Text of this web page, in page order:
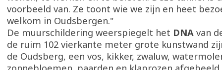
voorbeeld van. Ze toont wie we zijn en heet
welkom in Oudsbergen."
De muurschildering weerspiegelt het DNA van
de ruim 102 vierkante meter grote kunstwand
de Oudsberg, een vos, kikker, zwaluw,